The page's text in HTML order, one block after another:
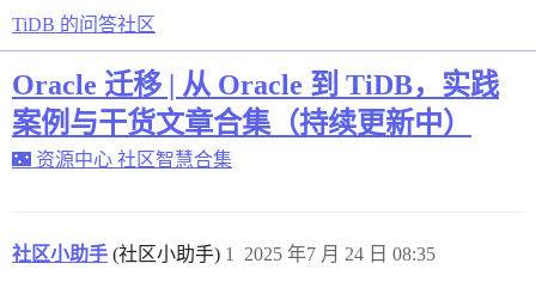
TiDB 的问答社区
Oracle 迁移 | 从 Oracle 到 TiDB，实践
案例与干货文章合集（持续更新中）
🌃 资源中心 社区智慧合集
社区小助手 (社区小助手) 2025 年7 月 24 日 08:35
1